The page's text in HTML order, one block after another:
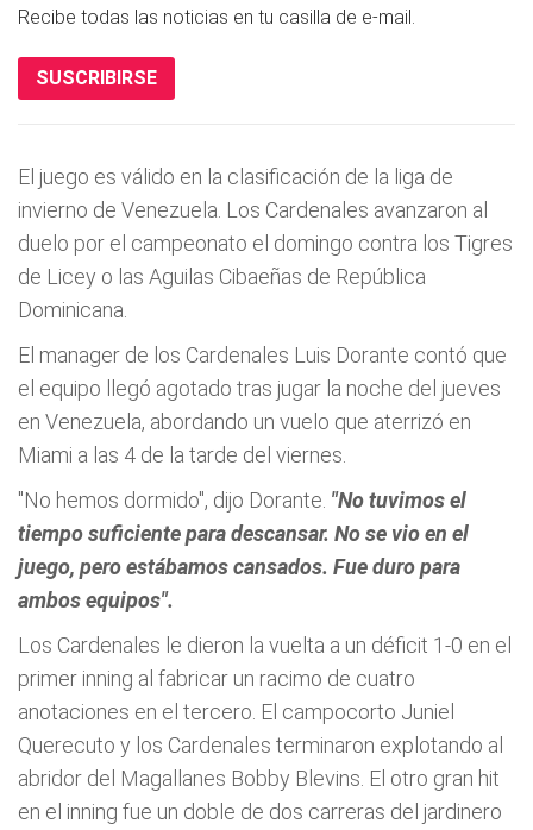
Recibe todas las noticias en tu casilla de e-mail.
SUSCRIBIRSE
El juego es válido en la clasificación de la liga de
invierno de Venezuela. Los Cardenales avanzaron al
duelo por el campeonato el domingo contra los Tigres
de Licey o las Aguilas Cibaeñas de República
Dominicana.
El manager de los Cardenales Luis Dorante contó que
el equipo llegó agotado tras jugar la noche del jueves
en Venezuela, abordando un vuelo que aterrizó en
Miami a las 4 de la tarde del viernes.
"No hemos dormido", dijo Dorante. "No tuvimos el
tiempo suficiente para descansar. No se vio en el
juego, pero estábamos cansados. Fue duro para
ambos equipos".
Los Cardenales le dieron la vuelta a un déficit 1-0 en el
primer inning al fabricar un racimo de cuatro
anotaciones en el tercero. El campocorto Juniel
Querecuto y los Cardenales terminaron explotando al
abridor del Magallanes Bobby Blevins. El otro gran hit
en el inning fue un doble de dos carreras del jardinero